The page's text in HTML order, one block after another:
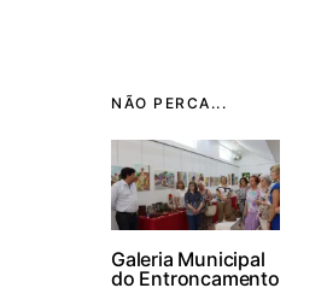
NÃO PERCA...
Galeria Municipal
do Entroncamento